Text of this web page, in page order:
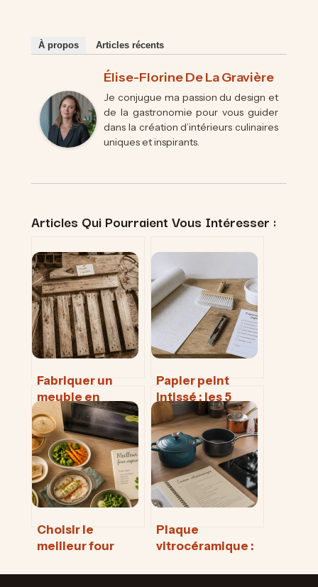
À propos Articles récents
Élise-Florine De La Gravière
Je conjugue ma passion du design et
de la gastronomie pour vous guider
dans la création d’intérieurs culinaires
uniques et inspirants.
Articles Qui Pourraient Vous Intéresser :
Fabriquer un
meuble en
palette :
transformez du
bois de
récupération en
mobilier design
pour moins de 30
€
Papier peint
intissé : les 5
limites
techniques qui
peuvent
compromettre
votre rénovation
Choisir le
meilleur four
technologies
Plaque
vitrocéramique :
techniques pour